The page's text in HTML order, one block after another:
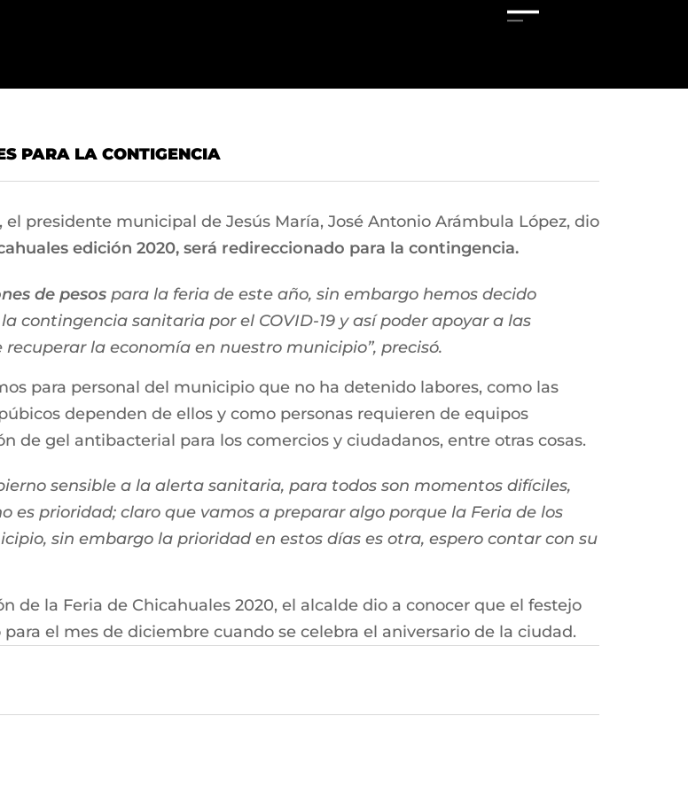
PARA LA CONTIGENCIA
presidente municipal de Jesús María, José Antonio Arámbula López, dio
edición 2020, será redireccionado para la contingencia.
de pesospara la feria de este año, sin embargo hemos decido
contingencia sanitaria por el COVID-19 y así poder apoyar a las
la economía en nuestro municipio”, precisó.
para personal del municipio que no ha detenido labores, como las
dependen de ellos y como personas requieren de equipos
de gel antibacterial para los comercios y ciudadanos, entre otras cosas.
sensible a la alerta sanitaria, para todos son momentos difíciles,
es prioridad; claro que vamos a preparar algo porque la Feria de los
sin embargo la prioridad en estos días es otra, espero contar con su
de la Feria de Chicahuales 2020, el alcalde dio a conocer que el festejo
el mes de diciembre cuando se celebra el aniversario de la ciudad.